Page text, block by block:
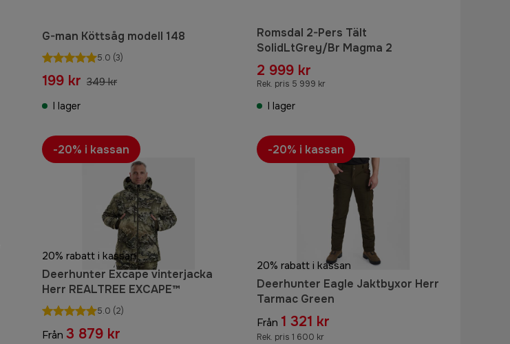
G-man Köttsåg modell 148
5.0 (3)
199 kr 349 kr
I lager
Romsdal 2-Pers Tält
SolidLtGrey/Br Magma 2
2 999 kr
Rek. pris 5 999 kr
I lager
20% rabatt i kassan
Deerhunter Excape vinterjacka
Herr REALTREE EXCAPE™
5.0 (2)
Från 3 879 kr
-20% i kassan
20% rabatt i kassan
Deerhunter Eagle Jaktbyxor Herr
Tarmac Green
Från 1 321 kr
Rek. pris 1 600 kr
-20% i kassan